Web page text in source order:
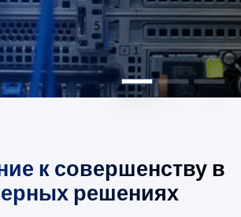
к совершенству в
решениях